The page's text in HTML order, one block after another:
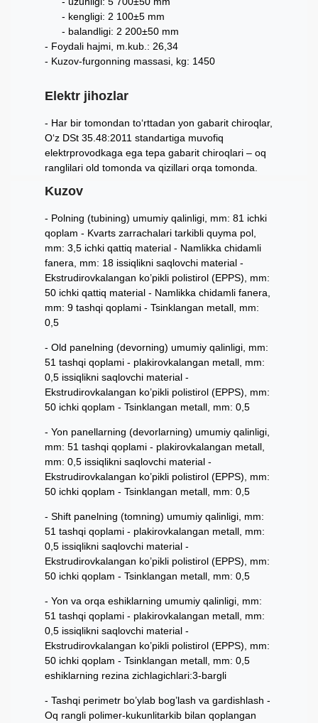
kengligi: 2 100±5 mm
balandligi: 2 200±50 mm
Foydali hajmi, m.kub.: 26,34
Kuzov-furgonning massasi, kg: 1450
Elektr jihozlar
Har bir tomondan to‘rttadan yon gabarit chiroqlar,
O‘z DSt 35.48:2011 standartiga muvofiq
elektrprovodkaga ega tepa gabarit chiroqlari – oq
ranglilari old tomonda va qizillari orqa tomonda.
Kuzov
Polning (tubining) umumiy qalinligi, mm: 81 ichki
qoplam - Kvarts zarrachalari tarkibli quyma pol,
mm: 3,5 ichki qattiq material - Namlikka chidamli
fanera, mm: 18 issiqlikni saqlovchi material -
Ekstrudirovkalangan ko’pikli polistirol (EPPS), mm:
50 ichki qattiq material - Namlikka chidamli fanera,
mm: 9 tashqi qoplami - Tsinklangan metall, mm:
0,5
Old panelning (devorning) umumiy qalinligi, mm:
51 tashqi qoplami - plakirovkalangan metall, mm:
0,5 issiqlikni saqlovchi material -
Ekstrudirovkalangan ko’pikli polistirol (EPPS), mm:
50 ichki qoplam - Tsinklangan metall, mm: 0,5
Yon panellarning (devorlarning) umumiy qalinligi,
mm: 51 tashqi qoplami - plakirovkalangan metall,
mm: 0,5 issiqlikni saqlovchi material -
Ekstrudirovkalangan ko’pikli polistirol (EPPS), mm:
50 ichki qoplam - Tsinklangan metall, mm: 0,5
Shift panelning (tomning) umumiy qalinligi, mm:
51 tashqi qoplami - plakirovkalangan metall, mm:
0,5 issiqlikni saqlovchi material -
Ekstrudirovkalangan ko’pikli polistirol (EPPS), mm:
50 ichki qoplam - Tsinklangan metall, mm: 0,5
Yon va orqa eshiklarning umumiy qalinligi, mm:
51 tashqi qoplami - plakirovkalangan metall, mm:
0,5 issiqlikni saqlovchi material -
Ekstrudirovkalangan ko’pikli polistirol (EPPS), mm:
50 ichki qoplam - Tsinklangan metall, mm: 0,5
eshiklarning rezina zichlagichlari:3-bargli
Tashqi perimetr bo’ylab bog’lash va gardishlash -
Oq rangli polimer-kukunlitarkib bilan qoplangan